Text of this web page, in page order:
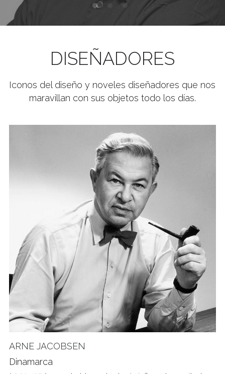
DISEÑADORES
Iconos del diseño y noveles diseñadores que nos
maravillan con sus objetos todo los días.
ARNE JACOBSEN
Dinamarca